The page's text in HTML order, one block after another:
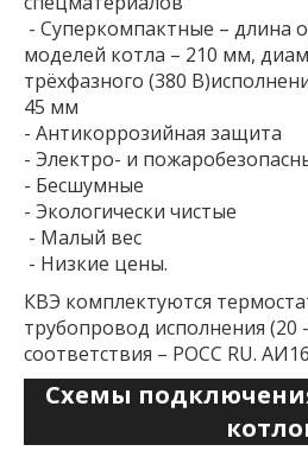
- Суперкомпактные – длина
моделей котла – 210 мм,
трёхфазного (380
45 мм
- Антикоррозийная защита
- Электро- и
- Бесшумные
- Экологически чистые
- Малый вес
- Низкие цены.
КВЭ комплектуются
трубопровод исполнения (20
соответствия – РОСС RU.
Схемы